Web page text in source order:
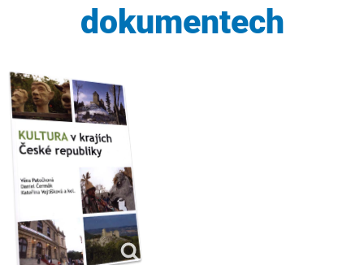
dokumentech